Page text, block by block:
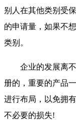
别人在其他类别受
的申请量，如果不
类别。
企业的发展离不
册的，重要的产品
进行布局，以免拥
不必要的损失!